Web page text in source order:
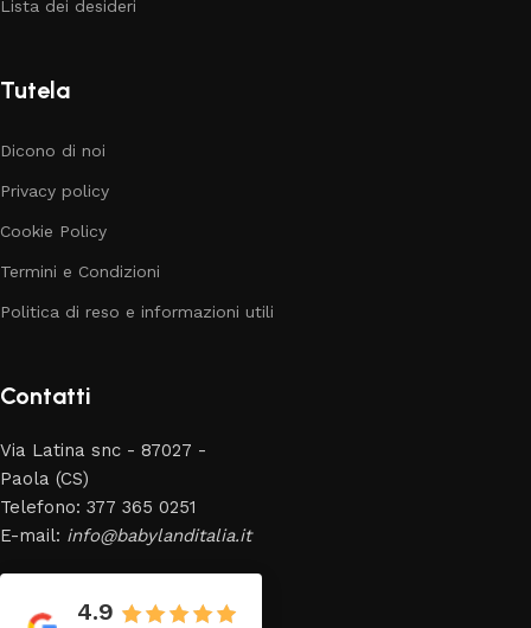
Lista dei desideri
Tutela
Dicono di noi
Privacy policy
Cookie Policy
Termini e Condizioni
Politica di reso e informazioni utili
Contatti
Via Latina snc - 87027 -
Paola (CS)
Telefono: 377 365 0251
E-mail: info@babylanditalia.it
4.9